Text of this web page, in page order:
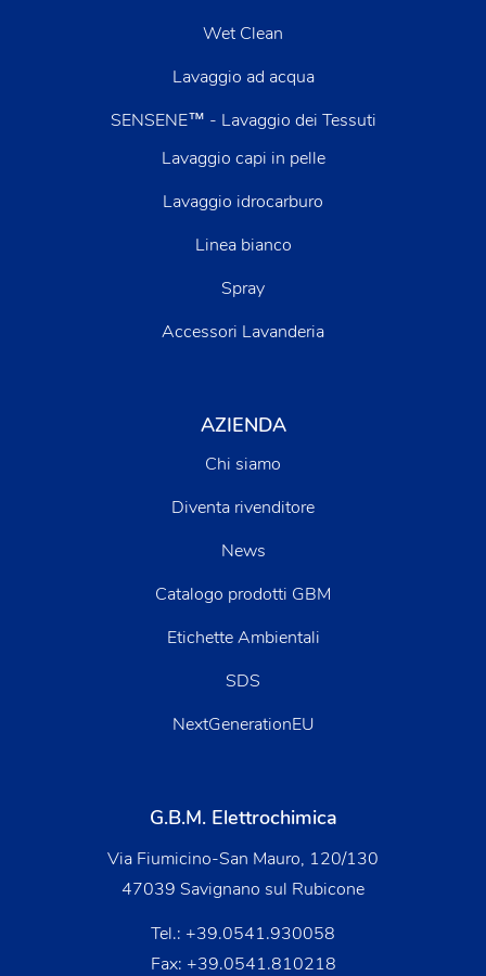
Wet Clean
Lavaggio ad acqua
SENSENE™ - Lavaggio dei Tessuti
Lavaggio capi in pelle
Lavaggio idrocarburo
Linea bianco
Spray
Accessori Lavanderia
AZIENDA
Chi siamo
Diventa rivenditore
News
Catalogo prodotti GBM
Etichette Ambientali
SDS
NextGenerationEU
G.B.M. Elettrochimica
Via Fiumicino-San Mauro, 120/130
47039 Savignano sul Rubicone
Tel.: +39.0541.930058
Fax: +39.0541.810218